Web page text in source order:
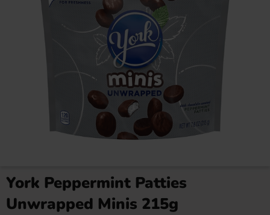
34.90 kr
York Peppermint Patties
Unwrapped Minis 215g